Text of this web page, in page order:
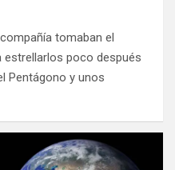
tomaban el
poco después
Pentágono y unos